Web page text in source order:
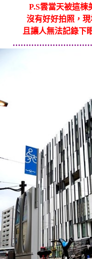
P.S雲當天被這棟
沒有好好拍照，現
且讓人無法記錄下